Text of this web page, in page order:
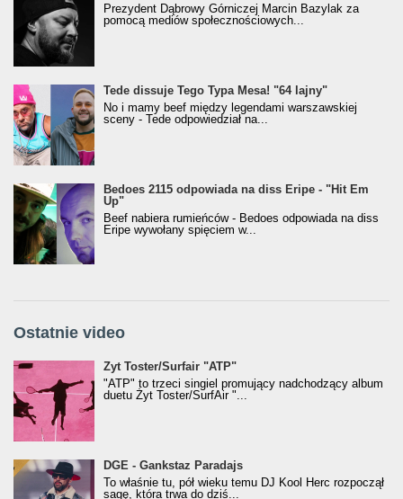
Prezydent Dąbrowy Górniczej Marcin Bazylak za
pomocą mediów społecznościowych...
Tede dissuje Tego Typa Mesa! "64 lajny"
No i mamy beef między legendami warszawskiej
sceny - Tede odpowiedział na...
Bedoes 2115 odpowiada na diss Eripe - "Hit Em
Up"
Beef nabiera rumieńców - Bedoes odpowiada na diss
Eripe wywołany spięciem w...
Ostatnie video
Żyt Toster/SurfAir - ATP VIDEO
Żyt Toster/Surfair "ATP"
"ATP" to trzeci singiel promujący nadchodzący album
duetu Żyt Toster/SurfAir "...
donGURALesko z nagrodą za
Klasyczny/Trueschoolowy Album Roku
(Popkillery 2023)
DGE - Gankstaz Paradajs
To właśnie tu, pół wieku temu DJ Kool Herc rozpoczął
sagę, która trwa do dziś...